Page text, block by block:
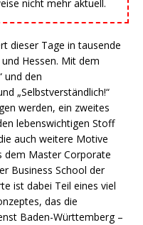
nicht mehr aktuell.
dieser Tage in tausende
Hessen. Mit dem
und den
„Selbstverständlich!“
werden, ein zweites
lebenswichtigen Stoff
auch weitere Motive
dem Master Corporate
Business School der
ist dabei Teil eines viel
das die
Baden-Württemberg –